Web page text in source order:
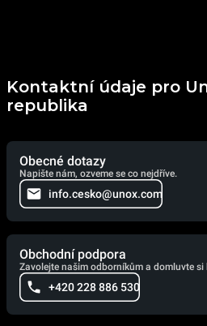
Kontaktní údaje pro
republika
Obecné dotazy
Napište nám, ozveme se co nejdříve.
info.cesko@unox.com
Obchodní podpora
Zavolejte našim odborníkům a domluvte
+420 228 886 530